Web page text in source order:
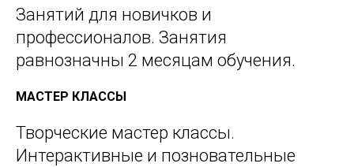
Занятий для новичков и
профессионалов. Занятия
равнозначны 2 месяцам обучения.
МАСТЕР КЛАССЫ
Творческие мастер классы.
Интерактивные и позновательные